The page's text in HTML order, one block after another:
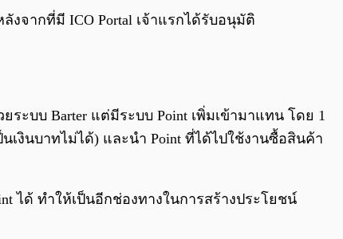
0:00/
ลังจากที่มี ICO Portal เจ้าแรกได้รับอนุมัติ
ะบบ Barter แต่มีระบบ Point เพิ่มเข้ามาแทน โดย 1
เงินบาทไม่ได้) และนำ Point ที่ได้ไปใช้งานซื้อสินค้า
ได้ ทำให้เป็นอีกช่องทางในการสร้างประโยชน์